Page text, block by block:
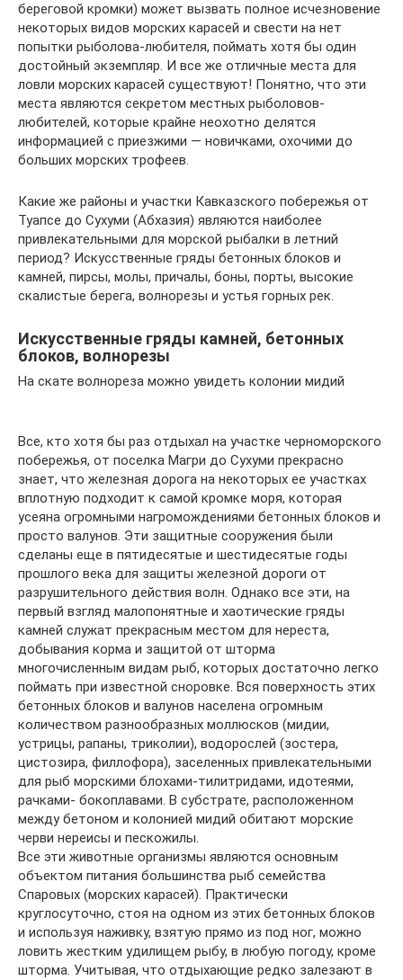
береговой кромки) может вызвать полное исчезновение
некоторых видов морских карасей и свести на нет
попытки рыболова-любителя, поймать хотя бы один
достойный экземпляр. И все же отличные места для
ловли морских карасей существуют! Понятно, что эти
места являются секретом местных рыболовов-
любителей, которые крайне неохотно делятся
информацией с приезжими — новичками, охочими до
больших морских трофеев.
Какие же районы и участки Кавказского побережья от
Туапсе до Сухуми (Абхазия) являются наиболее
привлекательными для морской рыбалки в летний
период? Искусственные гряды бетонных блоков и
камней, пирсы, молы, причалы, боны, порты, высокие
скалистые берега, волнорезы и устья горных рек.
Искусственные гряды камней, бетонных
блоков, волнорезы
На скате волнореза можно увидеть колонии мидий
Все, кто хотя бы раз отдыхал на участке черноморского
побережья, от поселка Магри до Сухуми прекрасно
знает, что железная дорога на некоторых ее участках
вплотную подходит к самой кромке моря, которая
усеяна огромными нагромождениями бетонных блоков и
просто валунов. Эти защитные сооружения были
сделаны еще в пятидесятые и шестидесятые годы
прошлого века для защиты железной дороги от
разрушительного действия волн. Однако все эти, на
первый взгляд малопонятные и хаотические гряды
камней служат прекрасным местом для нереста,
добывания корма и защитой от шторма
многочисленным видам рыб, которых достаточно легко
поймать при известной сноровке. Вся поверхность этих
бетонных блоков и валунов населена огромным
количеством разнообразных моллюсков (мидии,
устрицы, рапаны, триколии), водорослей (зостера,
цистозира, филлофора), заселенных привлекательными
для рыб морскими блохами-тилитридами, идотеями,
рачками- бокоплавами. В субстрате, расположенном
между бетоном и колонией мидий обитают морские
черви нереисы и пескожилы.
Все эти животные организмы являются основным
объектом питания большинства рыб семейства
Спаровых (морских карасей). Практически
круглосуточно, стоя на одном из этих бетонных блоков
и используя наживку, взятую прямо из под ног, можно
ловить жестким удилищем рыбу, в любую погоду, кроме
шторма. Учитывая, что отдыхающие редко залезают в